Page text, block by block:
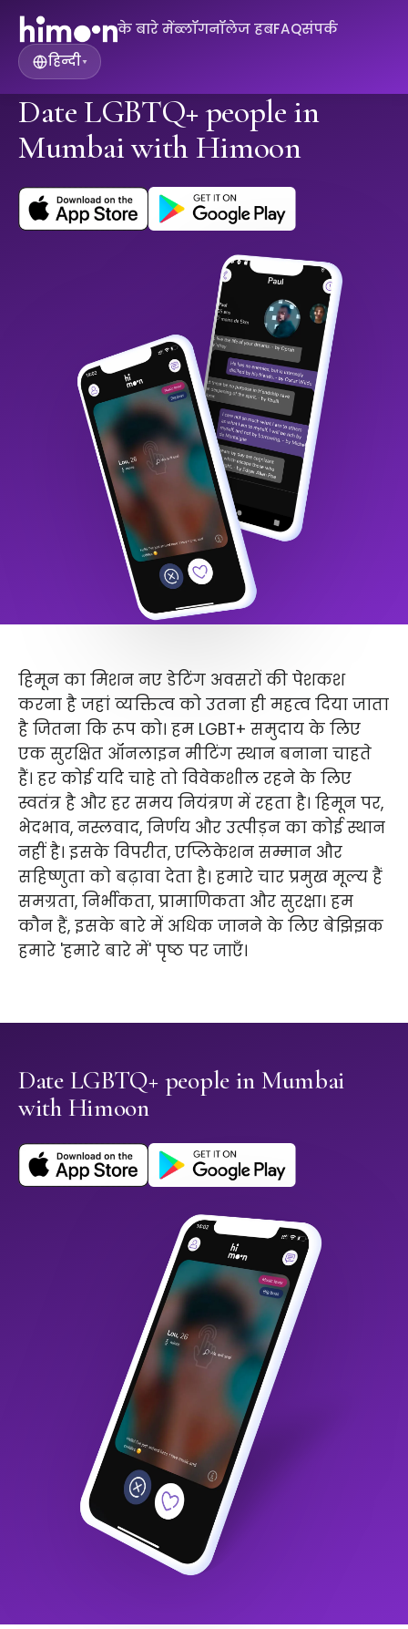
के बारे मेंब्लॉगनॉलेज हबFAQसंपर्क
हिन्दी▾
Date LGBTQ+ people in
Mumbai with Himoon
हिमून का मिशन नए डेटिंग अवसरों की पेशकश
करना है जहां व्यक्तित्व को उतना ही महत्व दिया जाता
है जितना कि रूप को। हम LGBT+ समुदाय के लिए
एक सुरक्षित ऑनलाइन मीटिंग स्थान बनाना चाहते
हैं। हर कोई यदि चाहे तो विवेकशील रहने के लिए
स्वतंत्र है और हर समय नियंत्रण में रहता है। हिमून पर,
भेदभाव, नस्लवाद, निर्णय और उत्पीड़न का कोई स्थान
नहीं है। इसके विपरीत, एप्लिकेशन सम्मान और
सहिष्णुता को बढ़ावा देता है। हमारे चार प्रमुख मूल्य हैं
समग्रता, निर्भीकता, प्रामाणिकता और सुरक्षा। हम
कौन हैं, इसके बारे में अधिक जानने के लिए बेझिझक
हमारे 'हमारे बारे में' पृष्ठ पर जाएँ।
Date LGBTQ+ people in Mumbai
with Himoon